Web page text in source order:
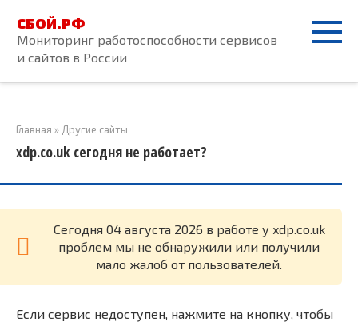
контенту
СБОЙ.РФ
Мониторинг работоспособности сервисов
и сайтов в России
Главная » Другие сайты
xdp.co.uk сегодня не работает?
Cегодня 04 августа 2026 в работе у xdp.co.uk
проблем мы не обнаружили или получили
мало жалоб от пользователей.
Если сервис недоступен, нажмите на кнопку, чтобы